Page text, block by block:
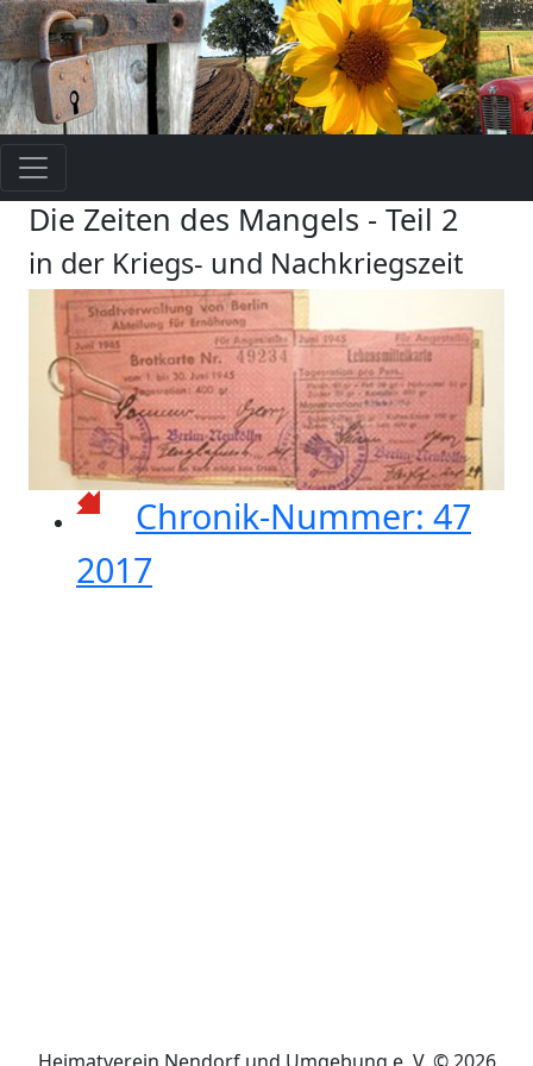
Die Zeiten des Mangels - Teil 2
in der Kriegs- und Nachkriegszeit
Chronik-Nummer: 47
2017